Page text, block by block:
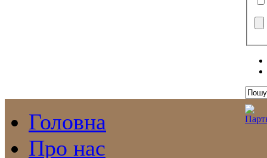
Головна
Про нас